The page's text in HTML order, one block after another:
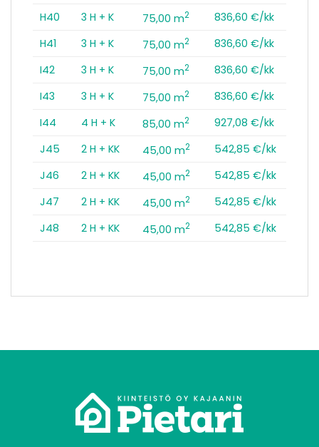
H40
3 H + K 75,00 m2
836,60 €/kk
H41
3 H + K 75,00 m2
836,60 €/kk
I42
3 H + K 75,00 m2
836,60 €/kk
I43
3 H + K 75,00 m2
836,60 €/kk
I44
4 H + K 85,00 m2
927,08 €/kk
J45
2 H + KK 45,00 m2
542,85 €/kk
J46
2 H + KK 45,00 m2
542,85 €/kk
J47
2 H + KK 45,00 m2
542,85 €/kk
J48
2 H + KK 45,00 m2 542,85 €/kk